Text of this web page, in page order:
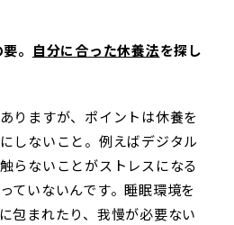
。 自分に合った休養法を探し
りますが、ポイントは休養を
しないこと。例えばデジタル
らないことがストレスになる
ていないんです。睡眠環境を
包まれたり、我慢が必要ない